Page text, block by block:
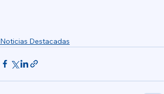
Noticias Destacadas